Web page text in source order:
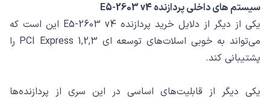
سیستم های داخلی پردازنده E5-2603 v4
یکی از دیگر از دلایل خرید پردازنده E5-2603 v4 این است که
می‌تواند به خوبی اسلات‌های توسعه ای PCI Express 1,2,3 را
پشتیبانی کند.
یکی دیگر از قابلیت‌های اساسی در این سری از پردازنده‌ها